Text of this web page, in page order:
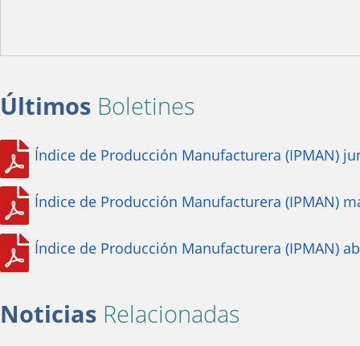
Últimos Boletines
Índice de Producción Manufacturera (IPMAN)
Índice de Producción Manufacturera (IPMAN)
Índice de Producción Manufacturera (IPMAN)
Noticias Relacionadas